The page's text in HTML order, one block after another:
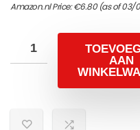
Amazon.nl Price:€6.80(as of 03/
AAN